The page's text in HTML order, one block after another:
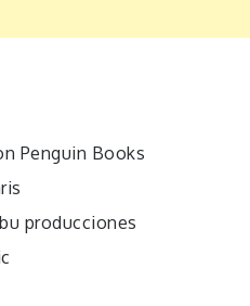
Penguin Books
producciones